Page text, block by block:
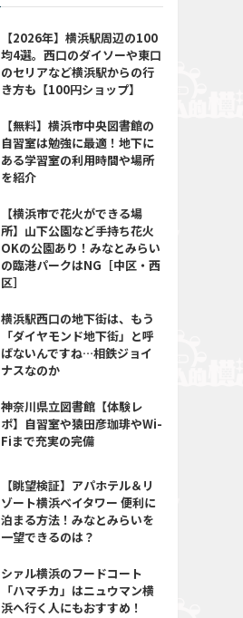
【2026年】横浜駅周辺の100
均4選。西口のダイソーや東口
のセリアなど横浜駅からの行
き方も【100円ショップ】
【無料】横浜市中央図書館の
自習室は勉強に最適！地下に
ある学習室の利用時間や場所
を紹介
【横浜市で花火ができる場
所】山下公園など手持ち花火
OKの公園あり！みなとみらい
の臨港パークはNG［中区・西
区］
横浜駅西口の地下街は、もう
「ダイヤモンド地下街」と呼
ばないんですね…相鉄ジョイ
ナスなのか
神奈川県立図書館【体験レ
ポ】自習室や猿田彦珈琲やWi-
Fiまで充実の完備
【眺望検証】アパホテル＆リ
ゾート横浜ベイタワー 便利に
泊まる方法！みなとみらいを
一望できるのは？
シァル横浜のフードコート
「ハマチカ」はニュウマン横
浜へ行く人にもおすすめ！